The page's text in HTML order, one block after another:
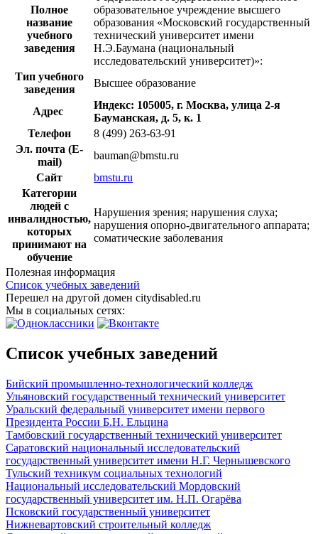
Полное
название
учебного
заведения
образовательное учреждение высшего
образования «Московский государственный
технический университет имени
Н.Э.Баумана (национальный
исследовательский университет)»:
Тип учебного
заведения
Высшее образование
Адрес
Индекс: 105005, г. Москва, улица 2-я
Бауманская, д. 5, к. 1
Телефон
8 (499) 263-63-91
Эл. почта (E-
mail)
bauman@bmstu.ru
Сайт
bmstu.ru
Категории
людей с
инвалидностью,
которых
принимают на
обучение
Нарушения зрения; нарушения слуха;
нарушения опорно-двигательного аппарата;
соматические заболевания
Полезная информация
Список учебных заведений
Перешел на другой домен citydisabled.ru
Мы в социальных сетях:
Список учебных заведений
Бийский промышленно-технологический колледж
Ульяновский государственный технический университет
Уральский федеральный университет имени первого
Президента России Б.Н. Ельцина
Тамбовский государственный технический университет
Саратовский национальный исследовательский
государственный университет имени Н.Г. Чернышевского
Тульский техникум социальных технологий
Национальный исследовательский Мордовский
государственный университет им. Н.П. Огарёва
Псковский государственный университет
Нижневартовский строительный колледж